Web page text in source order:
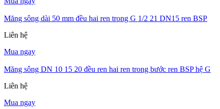
Măng sông dài 50 mm đều hai ren trong G 1/2 21 DN15 ren BSP
Liên hệ
Mua ngay
Măng sông DN 10 15 20 đều ren hai ren trong bước ren BSP hệ G
Liên hệ
Mua ngay